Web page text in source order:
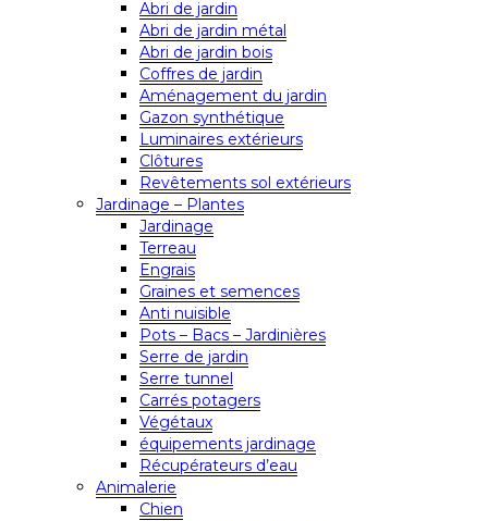
Abri de jardin
Abri de jardin métal
Abri de jardin bois
Coffres de jardin
Aménagement du jardin
Gazon synthétique
Luminaires extérieurs
Clôtures
Revêtements sol extérieurs
Jardinage – Plantes
Jardinage
Terreau
Engrais
Graines et semences
Anti nuisible
Pots – Bacs – Jardinières
Serre de jardin
Serre tunnel
Carrés potagers
Végétaux
équipements jardinage
Récupérateurs d’eau
Animalerie
Chien